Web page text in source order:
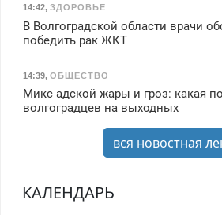
14:42, ЗДОРОВЬЕ
В Волгоградской области врачи
победить рак ЖКТ
14:39, ОБЩЕСТВО
Микс адской жары и гроз: какая
волгоградцев на выходных
вся новостная
КАЛЕНДАРЬ